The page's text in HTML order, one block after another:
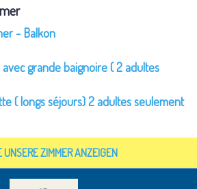
- Balkon
grande baignoire ( 2 adultes
( longs séjours) 2 adultes seulement
UNSERE ZIMMER ANZEIGEN